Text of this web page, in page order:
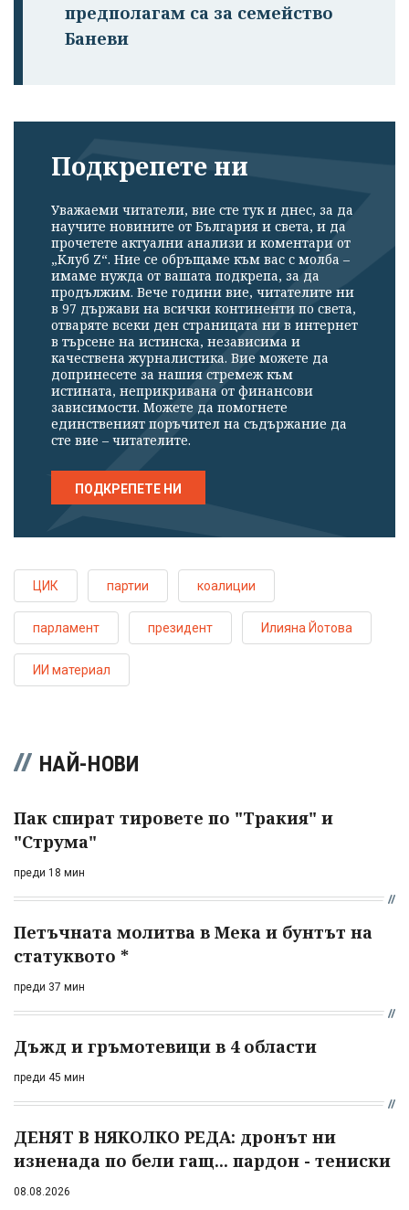
предполагам са за семейство
Баневи
Подкрепете ни
Уважаеми читатели, вие сте тук и днес, за да
научите новините от България и света, и да
прочетете актуални анализи и коментари от
„Клуб Z“. Ние се обръщаме към вас с молба –
имаме нужда от вашата подкрепа, за да
продължим. Вече години вие, читателите ни
в 97 държави на всички континенти по света,
отваряте всеки ден страницата ни в интернет
в търсене на истинска, независима и
качествена журналистика. Вие можете да
допринесете за нашия стремеж към
истината, неприкривана от финансови
зависимости. Можете да помогнете
единственият поръчител на съдържание да
сте вие – читателите.
ПОДКРЕПЕТЕ НИ
ЦИК партии коалиции
парламент президент Илияна Йотова
ИИ материал
НАЙ-НОВИ
Пак спират тировете по "Тракия" и
"Струма"
преди 18 мин
Петъчната молитва в Мека и бунтът на
статуквото *
преди 37 мин
Дъжд и гръмотевици в 4 области
преди 45 мин
ДЕНЯТ В НЯКОЛКО РЕДА: дронът ни
изненада по бели гащ... пардон - тениски
08.08.2026